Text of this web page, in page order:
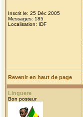
Inscrit le: 25 Déc 2005
Messages: 185
Localisation: IDF
Revenir en haut de page
Linguere
Bon posteur